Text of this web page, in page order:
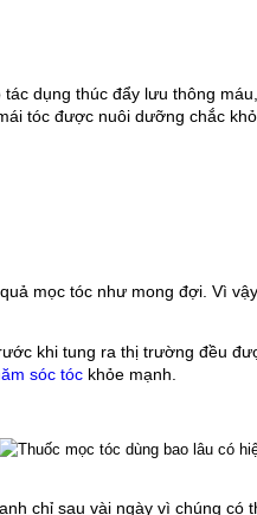
dụng thúc đẩy lưu thông
tóc được nuôi dưỡng chắc
mọc tóc như mong đợi. Vì
khi tung ra thị trường đều
sóc tóc khỏe mạnh.
chỉ sau vài ngày vì chúng